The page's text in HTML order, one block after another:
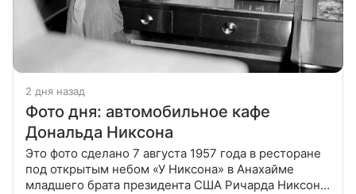
2 дня назад
Фото дня: автомобильное кафе
Дональда Никсона
Это фото сделано 7 августа 1957 года в ресторане
под открытым небом «У Никсона» в Анахайме
младшего брата президента США Ричарда Никсона.